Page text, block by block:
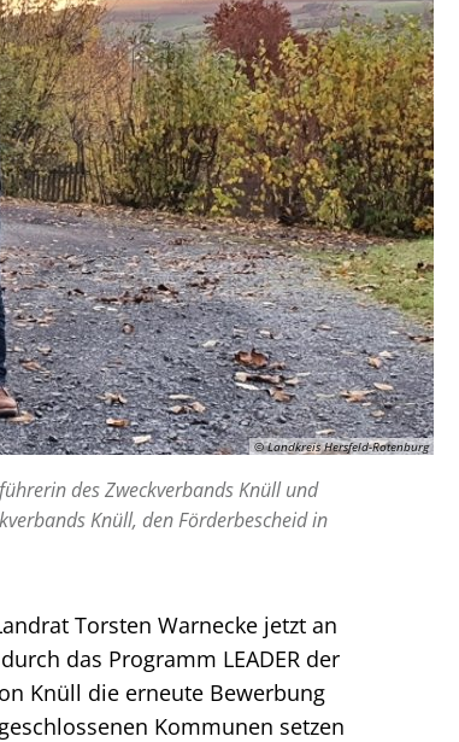
© Landkreis Hersfeld-Rotenburg
des Zweckverbands Knüll und
Knüll, den Förderbescheid in
Torsten Warnecke jetzt an
das Programm LEADER der
Knüll die erneute Bewerbung
Kommunen setzen